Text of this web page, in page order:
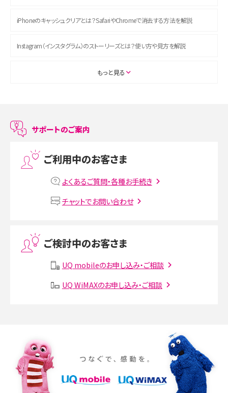
iPhoneのキャッシュクリアとは？SafariやChromeで消去する方法を解説
Instagram（インスタグラム）のストーリーズとは？使い方や見方を解説
ASMRとは？初心者向けの代表ジャンルや楽しみ方を解説
LINEで友だちを削除する方法は？方法ごとの影響や復活・復元する方法も解説
プリペイドSIMとは？種類やメリット・デメリット、利用までの流れを解説
VPN接続とは？仕組みや必要性、メリット・デメリット、接続方法を解説
Instagram（インスタグラム）でスクショするとバレる？バレるケースや撮り方も解
SMSとは？料金やできること、注意点や届かない時の対処法を解説
iPhone 16eとiPhone SE（第3世代）の違いは？サイズやスペックを比較して解説
iPhone 16eとiPhone 14を徹底比較！スペック・機能の違いをわかりやすく紹介
iPhone 16シリーズのモデルを比較！価格・サイズ・カメラ性能の違いを徹底解説
もっと見る
サポートのご案内
ご利用中のお客さま
よくあるご質問・各種お手続き
チャットでお問い合わせ
ご検討中のお客さま
UQ mobileのお申し込み・ご相談
UQ WiMAXのお申し込み・ご相談